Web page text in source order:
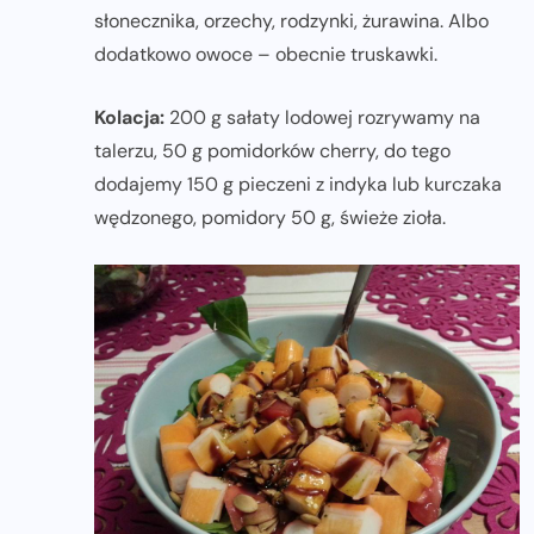
słonecznika, orzechy, rodzynki, żurawina. Albo
dodatkowo owoce – obecnie truskawki.
Kolacja: 200 g sałaty lodowej rozrywamy na
talerzu, 50 g pomidorków cherry, do tego
dodajemy 150 g pieczeni z indyka lub kurczaka
wędzonego, pomidory 50 g, świeże zioła.